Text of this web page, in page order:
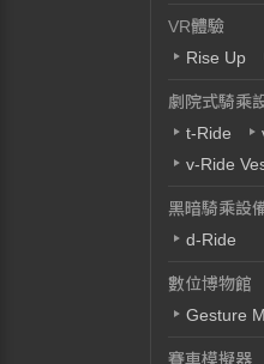
VR體驗
Rise Up
劇院式騎乘
t-Ride
v-Ride
黑暗騎乘設
d-Ride
數位博物館
Gesture
賽車模擬器